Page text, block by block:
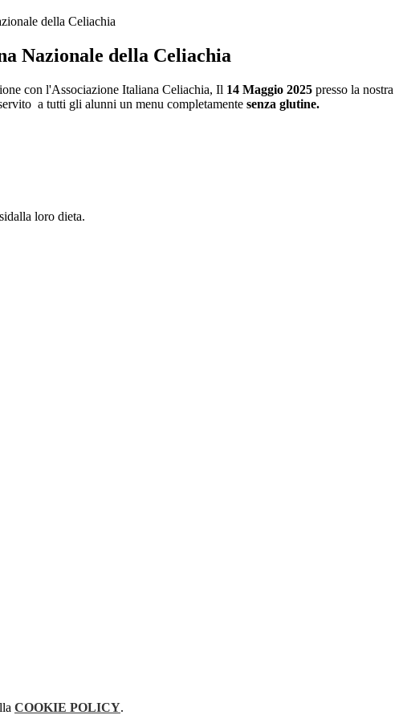
della Celiachia
Nazionale della Celiachia
con l'Associazione Italiana Celiachia, Il 14 Maggio 2025 presso la nostra
a tutti gli alunni un menu completamente senza glutine.
loro dieta.
COOKIE POLICY.